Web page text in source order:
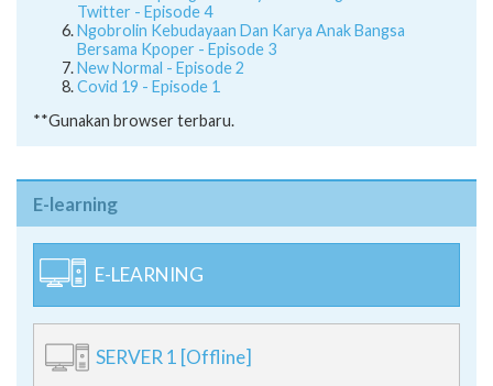
Twitter - Episode 4
Ngobrolin Kebudayaan Dan Karya Anak Bangsa
Bersama Kpoper - Episode 3
New Normal - Episode 2
Covid 19 - Episode 1
**Gunakan browser terbaru.
E-learning
E-LEARNING
SERVER 1 [Offline]